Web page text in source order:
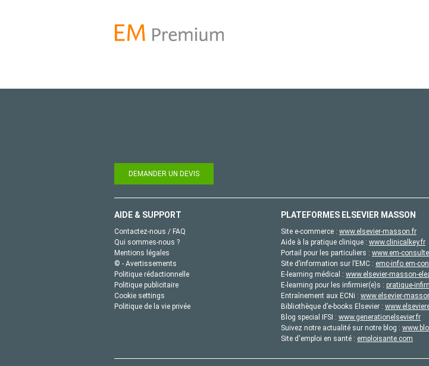
DEMANDER UN DEVIS
AIDE & SUPPORT
Contactez-nous / FAQ
Qui sommes-nous ?
Mentions légales
© - Avertissements
Politique rédactionnelle
Politique publicitaire
Cookie settings
Politique de la vie privée
PLATEFORMES ELSEVIER MASSON
Site e-commerce : www.elsevier-masson.fr
Aide à la pratique clinique : www.clinicalkey.fr
Portail pour les particuliers : www.em-
Site d’information sur l’EMC : emc-info.em-
E-learning médical : www.elsevier-masson-
E-learning pour les infirmier(e)s : pratique-
Entraînement aux ECNi : www.elsevier-
Bibliothèque d’e-books Elsevier :
Blog special IFSI : www.generationelsevier.fr
Suivez notre actualité sur notre blog :
Site d'emploi en santé : emploisante.com